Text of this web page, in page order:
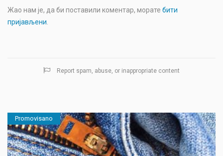
Жао нам је, да би поставили коментар, морате бити
пријављени
Report spam, abuse, or inappropriate content
Promovisano